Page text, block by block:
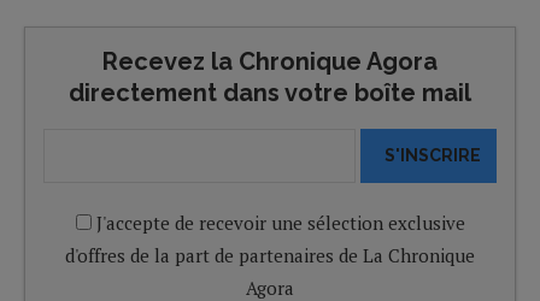
Recevez la Chronique Agora
directement dans votre boîte mail
S'INSCRIRE
J'accepte de recevoir une sélection exclusive
d'offres de la part de partenaires de La Chronique
Agora